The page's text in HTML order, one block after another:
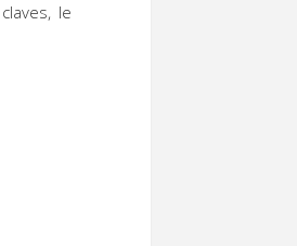
le
: